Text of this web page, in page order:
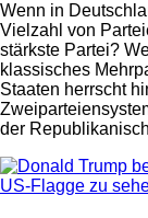
Wenn in
Vielzahl von
stärkste Partei?
klassisches
Staaten herrscht
der